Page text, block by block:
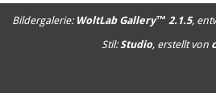
Bildergalerie: WoltLab Gallery™ 2.1.5,
Stil:Studio, erstellt von